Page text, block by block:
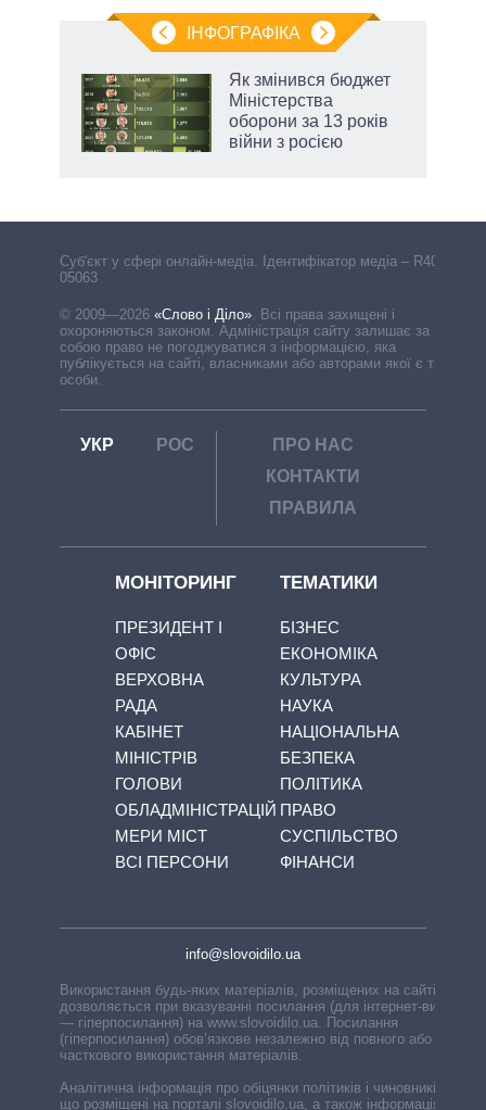
ІНФОГРАФІКА
Як змінився бюджет
Міністерства
оборони за 13 років
війни з росією
Cуб'єкт у сфері онлайн-медіа. Ідентифікатор медіа – R40-
05063
© 2009—2026 «Слово і Діло». Всі права захищені і
охороняються законом. Адміністрація сайту залишає за
собою право не погоджуватися з інформацією, яка
публікується на сайті, власниками або авторами якої є треті
особи.
УКР РОС
ПРО НАС
КОНТАКТИ
ПРАВИЛА
МОНІТОРИНГ
ПРЕЗИДЕНТ І
ОФІС
ВЕРХОВНА
РАДА
КАБІНЕТ
МІНІСТРІВ
ГОЛОВИ
ОБЛАДМІНІСТРАЦІЙ
МЕРИ МІСТ
ВСІ ПЕРСОНИ
ТЕМАТИКИ
БІЗНЕС
ЕКОНОМІКА
КУЛЬТУРА
НАУКА
НАЦІОНАЛЬНА
БЕЗПЕКА
ПОЛІТИКА
ПРАВО
СУСПІЛЬСТВО
ФІНАНСИ
info@slovoidilo.ua
Використання будь-яких матеріалів, розміщених на сайті,
дозволяється при вказуванні посилання (для інтернет-видань
— гіперпосилання) на www.slovoidilo.ua. Посилання
(гіперпосилання) обов’язкове незалежно від повного або
часткового використання матеріалів.
Аналітична інформація про обіцянки політиків і чиновників,
що розміщені на порталі slovoidilo.ua, а також інформація про